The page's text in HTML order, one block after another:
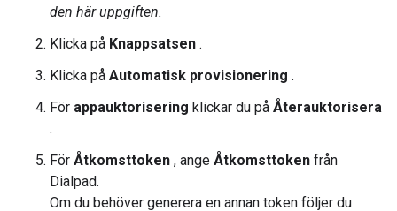
den här uppgiften.
Klicka på Knappsatsen .
Klicka på Automatisk provisionering .
För appauktorisering klickar du på Återauktorisera
.
För Åtkomsttoken , ange Åtkomsttoken från
Dialpad.
Om du behöver generera en annan token följer du